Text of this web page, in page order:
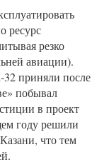
ресурс
резко
авиации).
приняли после
побывал
в проект
году решили
что тем